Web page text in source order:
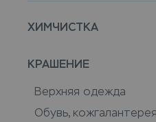
ХИМЧИСТКА
КРАШЕНИЕ
Верхняя одежда
Обувь, кожгалантерея